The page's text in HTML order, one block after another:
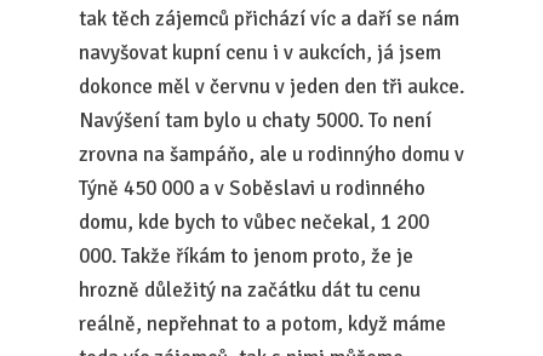
tak těch zájemců přichází víc a daří se nám
navyšovat kupní cenu i v aukcích, já jsem
dokonce měl v červnu v jeden den tři aukce.
Navýšení tam bylo u chaty 5000. To není
zrovna na šampáňo, ale u rodinnýho domu v
Týně 450 000 a v Soběslavi u rodinného
domu, kde bych to vůbec nečekal, 1 200
000. Takže říkám to jenom proto, že je
hrozně důležitý na začátku dát tu cenu
reálně, nepřehnat to a potom, když máme